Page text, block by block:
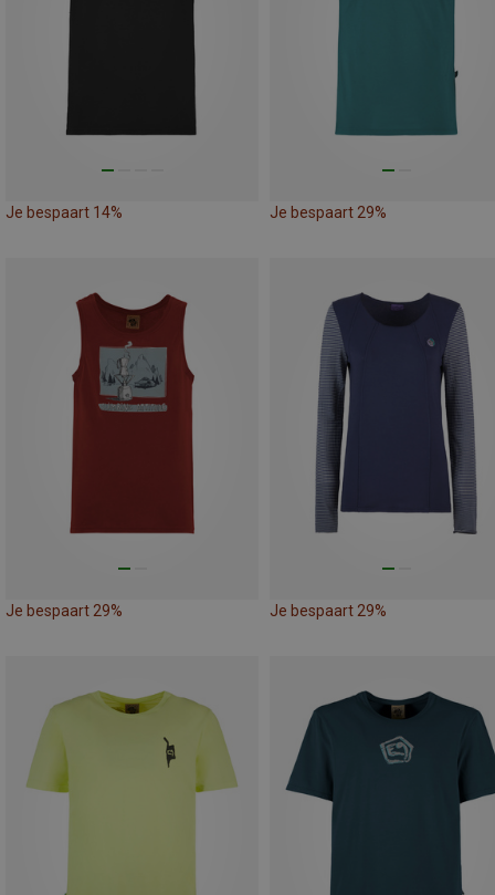
Je bespaart 14% Je bespaart 29%
Je bespaart 29% Je bespaart 29%